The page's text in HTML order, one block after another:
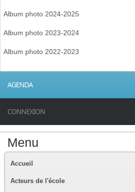
Album photo 2024-2025
Album photo 2023-2024
Album photo 2022-2023
AGENDA
CONNEXION
Menu
Accueil
Acteurs de l'école